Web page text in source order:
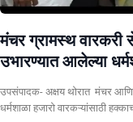
मंचर ग्रामस्थ वारकरी
उभारण्यात आलेल्या
उपसंपादक- अक्षय थोरात मंचर
धर्मशाळा हजारो वारकऱ्यांसाठी